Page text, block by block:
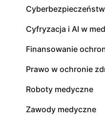
Cyfryzacja i AI w
Finansowanie
Prawo w ochronie
Roboty medyczne
Zawody medyczne